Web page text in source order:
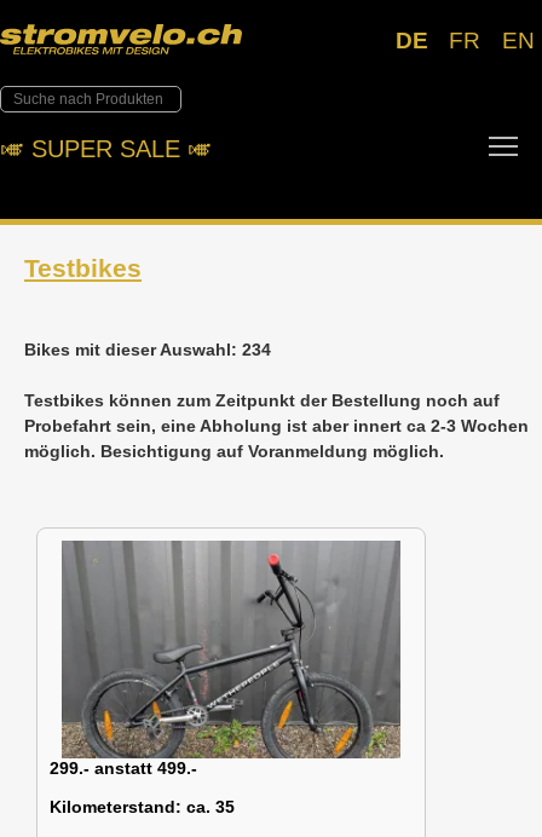
DE FR EN
🎺︎ SUPER SALE 🎺︎
Testbikes
Bikes mit dieser Auswahl: 234
Testbikes können zum Zeitpunkt der Bestellung noch auf
Probefahrt sein, eine Abholung ist aber innert ca 2-3 Wochen
möglich. Besichtigung auf Voranmeldung möglich.
299.- anstatt 499.-
Kilometerstand: ca. 35